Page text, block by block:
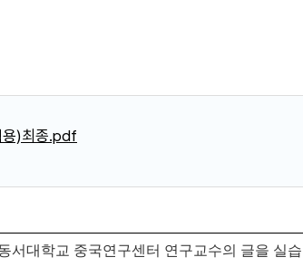
용)최종.pdf
대학교 중국연구센터 연구교수의 글을 실